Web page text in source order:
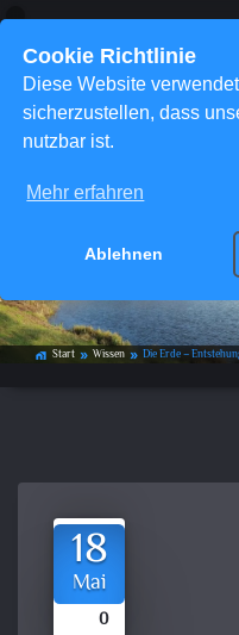
Cookie Richtlinie
Diese Website
sicherzustellen, dass
nutzbar ist.
Mehr erfahren
Ablehnen
Die Erde –
home_work Start double_arrow Wissen double_arrow Die Erde –
18
Mai
0